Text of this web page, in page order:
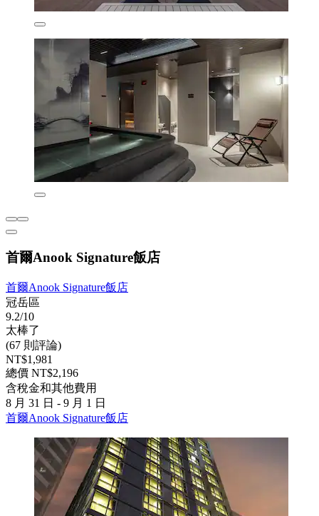
首爾Anook Signature飯店
首爾Anook Signature飯店
冠岳區
9.2/10
太棒了
(67 則評論)
NT$1,981
總價 NT$2,196
含稅金和其他費用
8 月 31 日 - 9 月 1 日
首爾Anook Signature飯店